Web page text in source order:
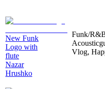
New Funk
Logo with
flute
Nazar
Hrushko
Funk/
Vlog,